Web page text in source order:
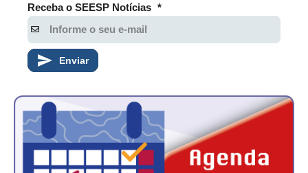
Receba o SEESP Notícias *
Enviar